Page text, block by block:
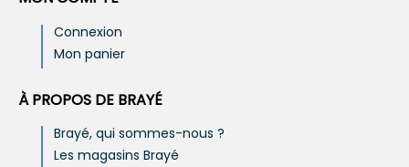
Connexion
Mon panier
À PROPOS DE BRAYÉ
Brayé, qui sommes-nous ?
Les magasins Brayé